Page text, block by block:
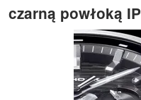
czarną powłoką IP